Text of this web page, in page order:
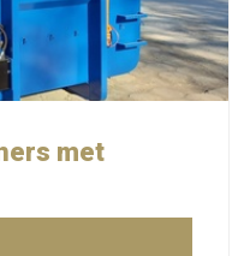
met